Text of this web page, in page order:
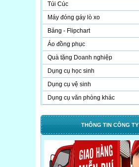
Túi Cúc
Máy đóng gáy lò xo
Bảng - Flipchart
Áo đồng phục
Quà tặng Doanh nghiệp
Dụng cụ học sinh
Dụng cụ vệ sinh
Dụng cụ văn phòng khác
THÔNG TIN CÔNG TY